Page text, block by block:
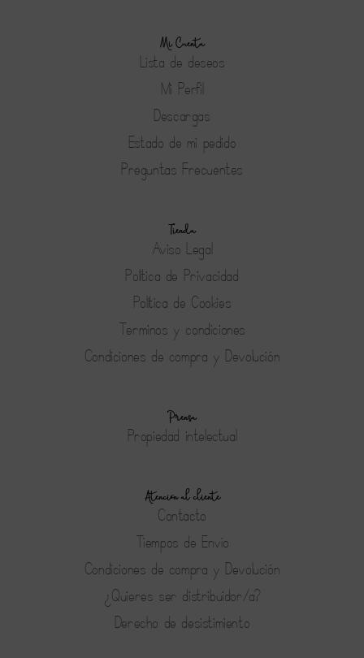
Mi Cuenta
Lista de deseos
Mi Perfil
Descargas
Estado de mi pedido
Preguntas Frecuentes
Tienda
Aviso Legal
Política de Privacidad
Política de Cookies
Terminos y condiciones
Condiciones de compra y Devolución
Prensa
Propiedad intelectual
Atención al cliente
Contacto
Tiempos de Envío
Condiciones de compra y Devolución
¿Quieres ser distribuidor/a?
Derecho de desistimiento